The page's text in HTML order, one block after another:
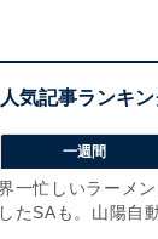
一週間
一忙しいラーメ
たSAも。山陽自